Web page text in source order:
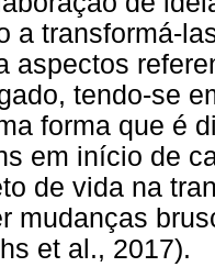
a transformá-
aspectos
tendo-se
forma que é
em início de
de vida na
mudanças
et al., 2017).